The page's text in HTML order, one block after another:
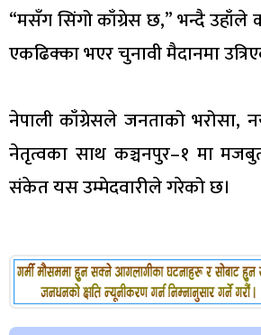
“मसँग सिंगो काँग्रेस छ,” भन्दै उहाँले
एकढिक्का भएर चुनावी मैदानमा
नेपाली काँग्रेसले जनताको भरोसा,
नेतृत्वका साथ कञ्चनपुर–१ मा
संकेत यस उम्मेदवारीले गरेको छ।